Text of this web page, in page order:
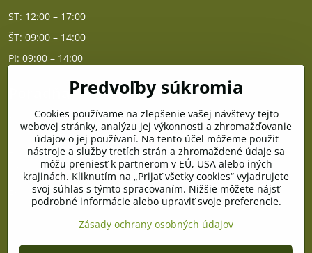
ST: 12:00 – 17:00
ŠT: 09:00 – 14:00
PI: 09:00 – 14:00
PO - PIA od 10:00 do 14:00
Telefón poradňa:
+421 903 996 513
E-mail:
poradna@pramenzdravia.sk
©2026Copyright
Predvoľby súkromia
Cookies používame na zlepšenie vašej návštevy tejto
webovej stránky, analýzu jej výkonnosti a zhromažďovanie
údajov o jej používaní. Na tento účel môžeme použiť
nástroje a služby tretích strán a zhromaždené údaje sa
môžu preniesť k partnerom v EÚ, USA alebo iných
krajinách. Kliknutím na „Prijať všetky cookies“ vyjadrujete
svoj súhlas s týmto spracovaním. Nižšie môžete nájsť
podrobné informácie alebo upraviť svoje preferencie.
Zásady ochrany osobných údajov